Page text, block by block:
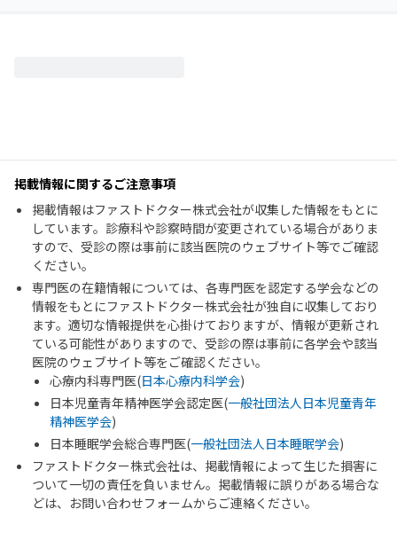
掲載情報に関するご注意事項
掲載情報はファストドクター株式会社が収集した情報をもとに
しています。診療科や診察時間が変更されている場合がありま
すので、受診の際は事前に該当医院のウェブサイト等でご確認
ください。
専門医の在籍情報については、各専門医を認定する学会などの
情報をもとにファストドクター株式会社が独自に収集しており
ます。適切な情報提供を心掛けておりますが、情報が更新され
ている可能性がありますので、受診の際は事前に各学会や該当
医院のウェブサイト等をご確認ください。
心療内科専門医(日本心療内科学会)
日本児童青年精神医学会認定医(一般社団法人日本児童青年
精神医学会)
日本睡眠学会総合専門医(一般社団法人日本睡眠学会)
ファストドクター株式会社は、掲載情報によって生じた損害に
ついて一切の責任を負いません。掲載情報に誤りがある場合な
どは、お問い合わせフォームからご連絡ください。